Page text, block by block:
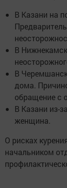
В Казани на
В
В
дома.
обращение с
В Казани из-
женщина.
О рисках
начальником